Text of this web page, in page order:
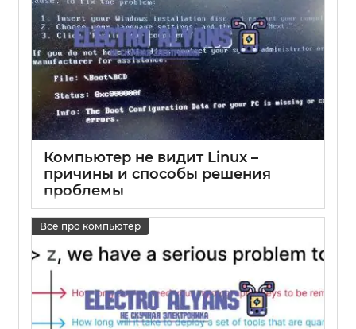
Компьютер не видит Linux –
причины и способы решения
проблемы
Все про компьютер